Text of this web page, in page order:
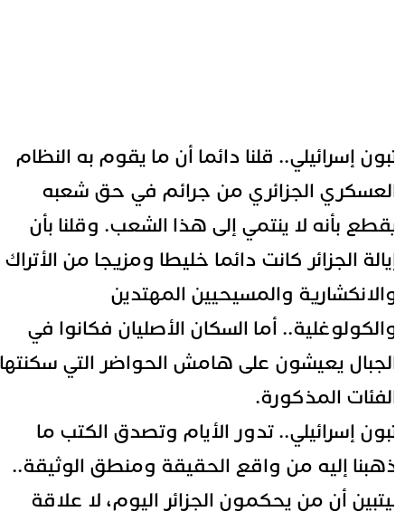
إسرائيلي.. قلنا دائما أن ما يقوم بهالنظام
الجزائريمن جرائم في حق شعبه
بأنه لا ينتمي إلى هذا الشعب. وقلنا بأن
الجزائر كانت دائما خليطا ومزيجا من الأتراك
والمسيحيين المهتدين
أما السكان الأصليان فكانوا في
يعيشون على هامش الحواضر التي سكنتها
المذكورة.
إسرائيلي.. تدور الأيام وتصدق الكتب ما
إليه من واقع الحقيقة ومنطق الوثيقة..
أن من يحكمون الجزائر اليوم، لا علاقة